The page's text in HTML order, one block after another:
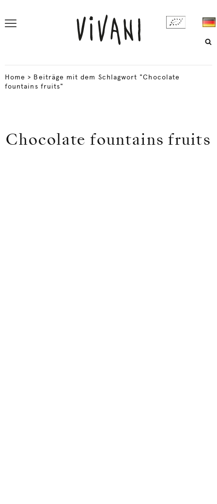
Home > Beiträge mit dem Schlagwort "Chocolate
fountains fruits"
Chocolate fountains fruits